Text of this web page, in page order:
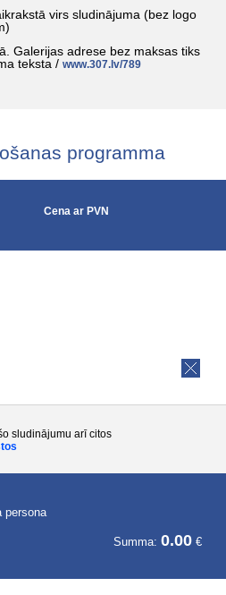
virs sludinājuma (bez logo
Galerijas adrese bez maksas tiks
teksta / www.307.lv/789
programma
Cena ar PVN
sludinājumu arī citos
persona
Summa: 0.00€